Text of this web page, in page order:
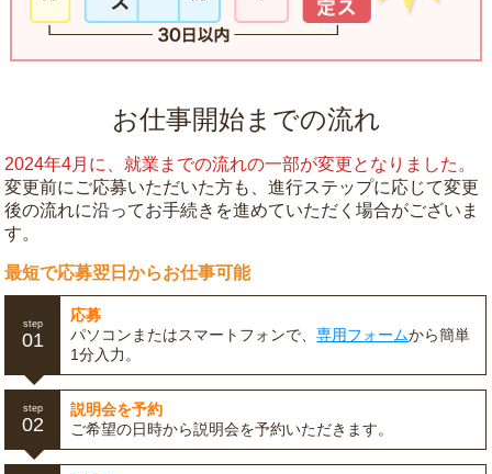
お仕事開始までの流れ
2024年4月に、就業までの流れの一部が変更となりました。
変更前にご応募いただいた方も、進行ステップに応じて変更
後の流れに沿ってお手続きを進めていただく場合がございま
す。
最短で応募翌日からお仕事可能
step
01
応募
パソコンまたはスマートフォンで、専用フォームから簡単
1分入力。
step
02
説明会を予約
ご希望の日時から説明会を予約いただきます。